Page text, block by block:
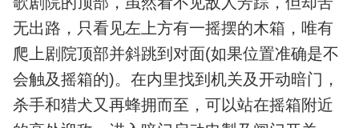
无出路，只看见左上方有一摇摆的木箱，唯有
爬上剧院顶部并斜跳到对面(如果位置准确是不
会触及摇箱的)。在内里找到机关及开动暗门，
杀手和猎犬又再蜂拥而至，可以站在摇箱附近